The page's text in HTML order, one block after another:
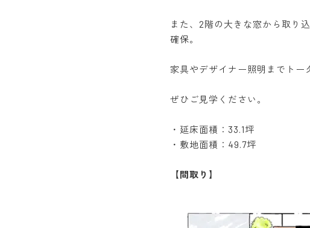
また、2階の大きな窓から取り
確保。
家具やデザイナー照明までトー
ぜひご見学ください。
・延床面積：33.1坪
・敷地面積：49.7坪
【間取り】